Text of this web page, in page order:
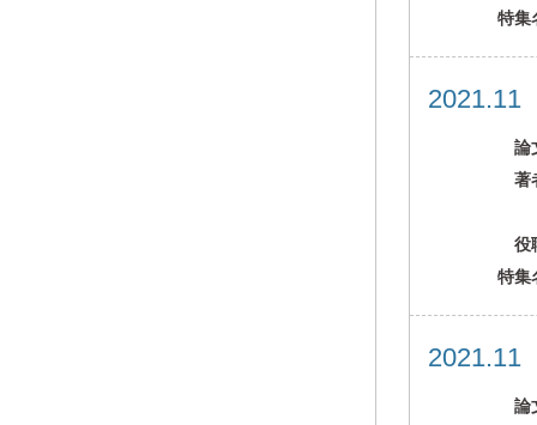
特集
論
著
役
特集
論